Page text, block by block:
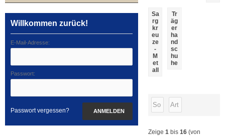
Sa
rg
kr
eu
ze
-
M
et
all
Tr
äg
er
ha
nd
sc
hu
he
Zeige 1 bis 16 (von
Willkommen zurück!
E-Mail-Adresse:
Passwort:
Passwort vergessen? ANMELDEN